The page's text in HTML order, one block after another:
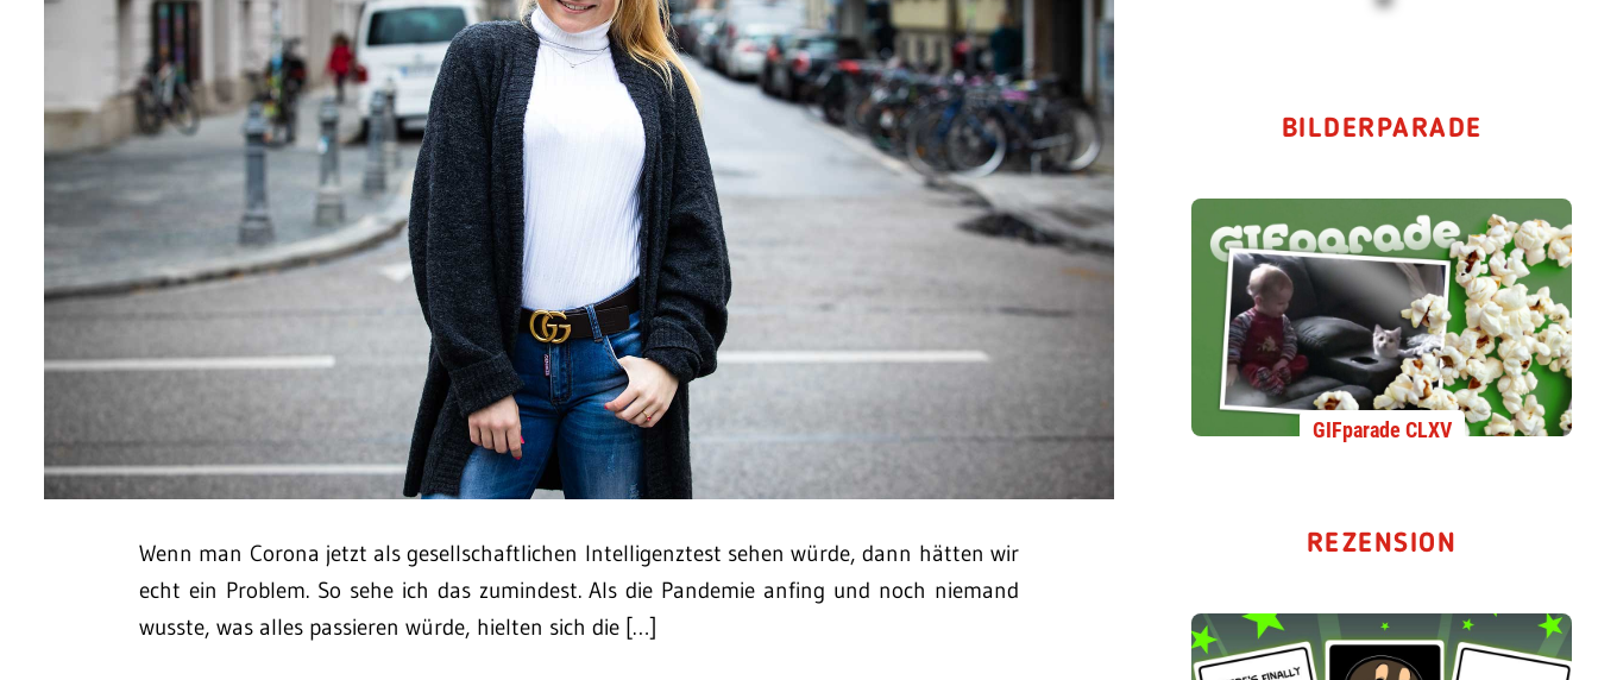
Wenn man Corona jetzt als gesellschaftlichen Intelligenztest sehen würde, dann hätten wir
echt ein Problem. So sehe ich das zumindest. Als die Pandemie anfing und noch niemand
wusste, was alles passieren würde, hielten sich die […]
BILDERPARADE
GIFparade CLXV
REZENSION